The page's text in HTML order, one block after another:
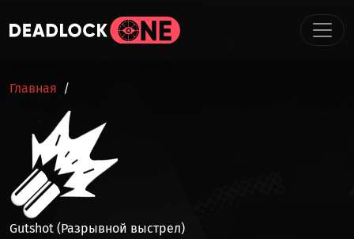
СТРОКА НАВИГАЦИИ
Главная
Gutshot (Разрывной выстрел)